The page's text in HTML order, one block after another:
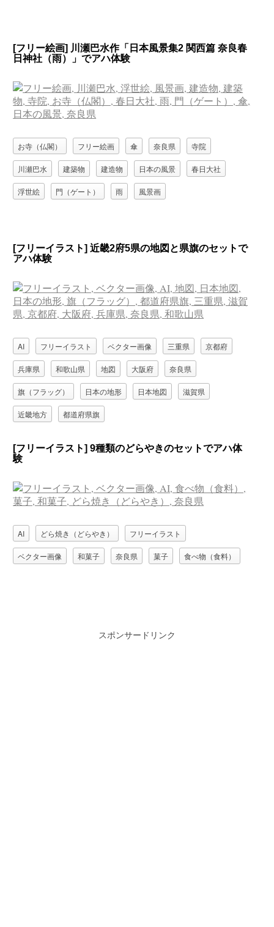
[フリー絵画] 川瀬巴水作「日本風景集2 関西篇 奈良春
日神社（雨）」でアハ体験
お寺（仏閣） フリー絵画 傘 奈良県 寺院
川瀬巴水 建築物 建造物 日本の風景 春日大社
浮世絵 門（ゲート） 雨 風景画
[フリーイラスト] 近畿2府5県の地図と県旗のセットで
アハ体験
AI フリーイラスト ベクター画像 三重県 京都府
兵庫県 和歌山県 地図 大阪府 奈良県
旗（フラッグ） 日本の地形 日本地図 滋賀県
近畿地方 都道府県旗
[フリーイラスト] 9種類のどらやきのセットでアハ体
験
AI どら焼き（どらやき） フリーイラスト
ベクター画像 和菓子 奈良県 菓子 食べ物（食料）
スポンサードリンク